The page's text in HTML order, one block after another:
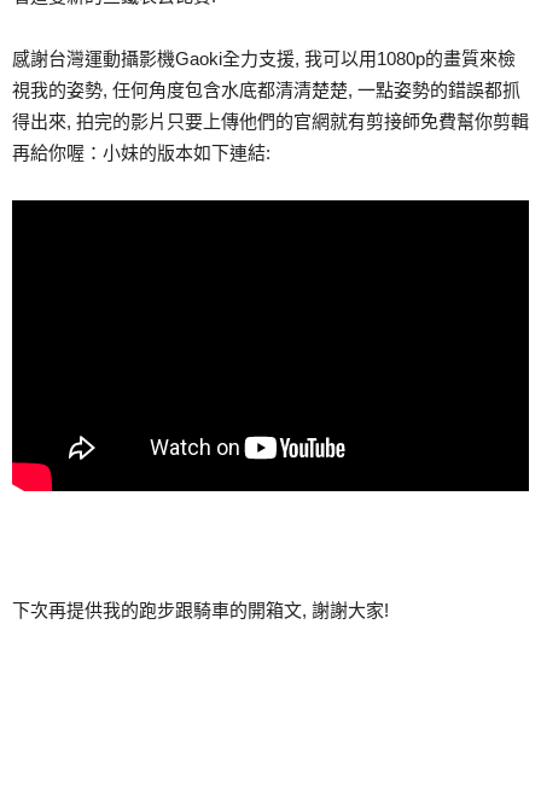
感謝台灣運動攝影機Gaoki全力支援, 我可以用1080p的畫質來檢
視我的姿勢, 任何角度包含水底都清清楚楚, 一點姿勢的錯誤都抓
得出來, 拍完的影片只要上傳他們的官網就有剪接師免費幫你剪輯
再給你喔：小妹的版本如下連結:
下次再提供我的跑步跟騎車的開箱文, 謝謝大家!